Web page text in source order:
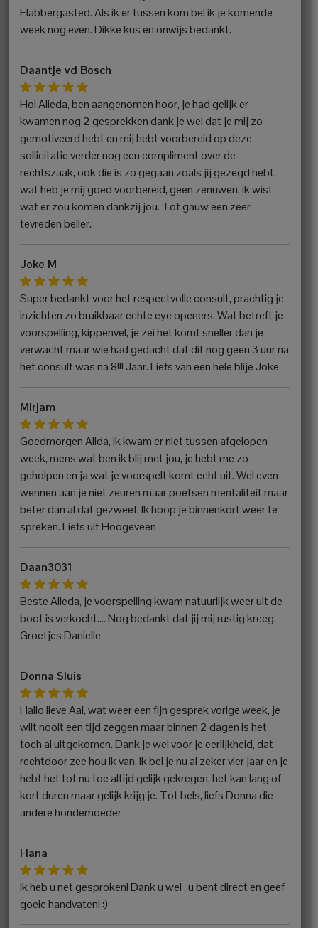
Flabbergasted. Als ik er tussen kom bel ik je komende
week nog even. Dikke kus en onwijs bedankt.
Daantje vd Bosch
Hoi Alieda, ben aangenomen hoor, je had gelijk er
kwamen nog 2 gesprekken dank je wel dat je mij zo
gemotiveerd hebt en mij hebt voorbereid op deze
sollicitatie verder nog een compliment over de
rechtszaak, ook die is zo gegaan zoals jij gezegd hebt,
wat heb je mij goed voorbereid, geen zenuwen, ik wist
wat er zou komen dankzij jou. Tot gauw een zeer
tevreden beller.
Joke M
Super bedankt voor het respectvolle consult, prachtig je
inzichten zo bruikbaar echte eye openers. Wat betreft je
voorspelling, kippenvel, je zei het komt sneller dan je
verwacht maar wie had gedacht dat dit nog geen 3 uur na
het consult was na 8!!! Jaar. Liefs van een hele blije Joke
Mirjam
Goedmorgen Alida, ik kwam er niet tussen afgelopen
week, mens wat ben ik blij met jou, je hebt me zo
geholpen en ja wat je voorspelt komt echt uit. Wel even
wennen aan je niet zeuren maar poetsen mentaliteit maar
beter dan al dat gezweef. Ik hoop je binnenkort weer te
spreken. Liefs uit Hoogeveen
Daan3031
Beste Alieda, je voorspelling kwam natuurlijk weer uit de
boot is verkocht…. Nog bedankt dat jij mij rustig kreeg.
Groetjes Danielle
Donna Sluis
Hallo lieve Aal, wat weer een fijn gesprek vorige week, je
wilt nooit een tijd zeggen maar binnen 2 dagen is het
toch al uitgekomen. Dank je wel voor je eerlijkheid, dat
rechtdoor zee hou ik van. Ik bel je nu al zeker vier jaar en je
hebt het tot nu toe altijd gelijk gekregen, het kan lang of
kort duren maar gelijk krijg je. Tot bels, liefs Donna die
andere hondemoeder
Hana
Ik heb u net gesproken! Dank u wel , u bent direct en geef
goeie handvaten! :)